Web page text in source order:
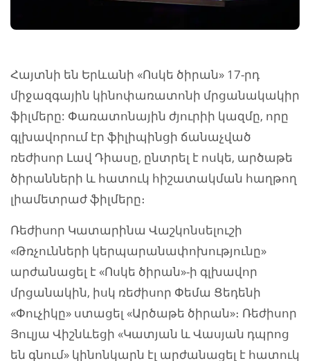
Հայտնի են Երևանի «Ոսկե ծիրան» 17-րդ
միջազգային կինոփառատոնի մրցանակակիր
ֆիլմերը: Փառատոնային ժյուրիի կազմը, որը
գլխավորում էր ֆիլիպինցի ճանաչված
ռեժիսոր Լավ Դիասը, ընտրել է ոսկե, արծաթե
ծիրանների և հատուկ հիշատակման հաղթող
լիամետրաժ ֆիլմերը։
Ռեժիսոր Կատարինա Վաշկոնսելուշի
«Թռչունների կերպարանափոխությունը»
արժանացել է «Ոսկե ծիրան»-ի գլխավոր
մրցանակին, իսկ ռեժիսոր Փեմա Ցեդենի
«Փուչիկը» ստացել «Արծաթե ծիրան»։ Ռեժիսոր
Յուլյա Վիշնևեցի «Կատյան և Վասյան դպրոց
են գնում» կինոնկարն էլ արժանացել է հատուկ